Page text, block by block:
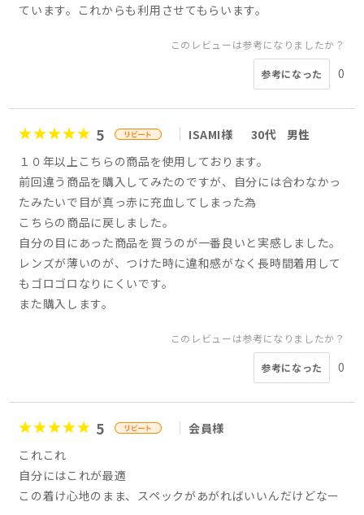
ています。これからも利用させてもらいます。
このレビューは参考になりましたか？
参考になった 0
5 ISAMI様 30代
男性
１０年以上こちらの商品を使用しております。
前回違う商品を購入してみたのですが、自分には合わなかっ
たみたいで目が真っ赤に充血してしまった為
こちらの商品に戻しました。
自分の目にあった商品を買うのが一番良いと実感しました。
レンズが薄いのが、つけた時に違和感がなく長時間着用して
もゴロゴロなりにくいです。
また購入します。
このレビューは参考になりましたか？
参考になった 0
5
会員様
これこれ
自分にはこれが最適
この着け心地のまま、スペックがあがればいいんだけどなー